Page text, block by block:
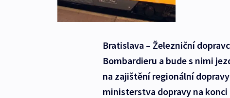
Bratislava – Železniční
Bombardieru a bude s nimi
na zajištění regionální
ministerstva dopravy na